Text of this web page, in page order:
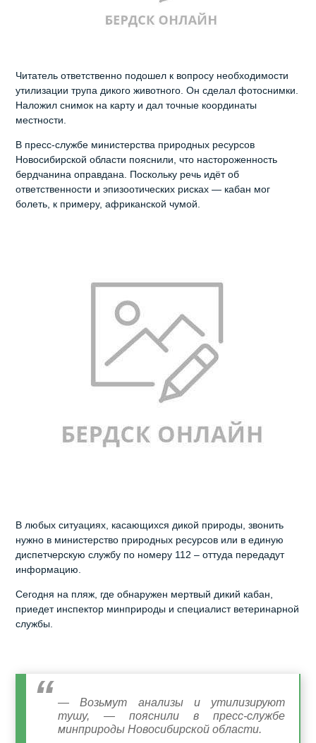
Читатель ответственно подошел к вопросу необходимости
утилизации трупа дикого животного. Он сделал фотоснимки.
Наложил снимок на карту и дал точные координаты
местности.
В пресс-службе министерства природных ресурсов
Новосибирской области пояснили, что настороженность
бердчанина оправдана. Поскольку речь идёт об
ответственности и эпизоотических рисках — кабан мог
болеть, к примеру, африканской чумой.
В любых ситуациях, касающихся дикой природы, звонить
нужно в министерство природных ресурсов или в единую
диспетчерскую службу по номеру 112 – оттуда передадут
информацию.
Сегодня на пляж, где обнаружен мертвый дикий кабан,
приедет инспектор минприроды и специалист ветеринарной
службы.
— Возьмут анализы и утилизируют
тушу, — пояснили в пресс-службе
минприроды Новосибирской области.